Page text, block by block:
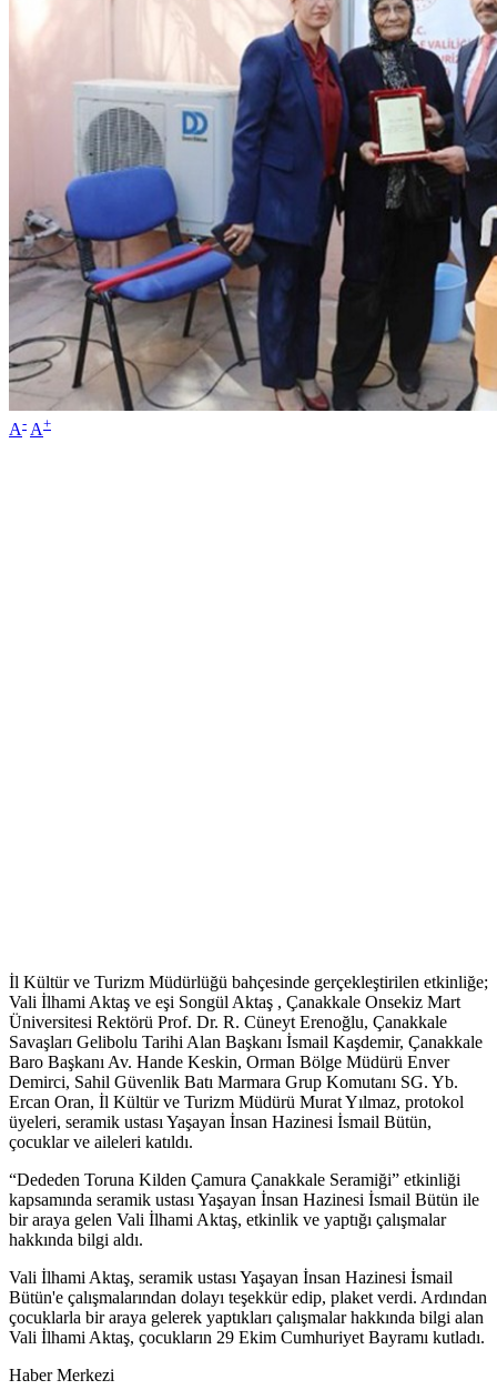
A- A+
İl Kültür ve Turizm Müdürlüğü bahçesinde gerçekleştirilen etkinliğe;
Vali İlhami Aktaş ve eşi Songül Aktaş , Çanakkale Onsekiz Mart
Üniversitesi Rektörü Prof. Dr. R. Cüneyt Erenoğlu, Çanakkale
Savaşları Gelibolu Tarihi Alan Başkanı İsmail Kaşdemir, Çanakkale
Baro Başkanı Av. Hande Keskin, Orman Bölge Müdürü Enver
Demirci, Sahil Güvenlik Batı Marmara Grup Komutanı SG. Yb.
Ercan Oran, İl Kültür ve Turizm Müdürü Murat Yılmaz, protokol
üyeleri, seramik ustası Yaşayan İnsan Hazinesi İsmail Bütün,
çocuklar ve aileleri katıldı.
“Dededen Toruna Kilden Çamura Çanakkale Seramiği” etkinliği
kapsamında seramik ustası Yaşayan İnsan Hazinesi İsmail Bütün ile
bir araya gelen Vali İlhami Aktaş, etkinlik ve yaptığı çalışmalar
hakkında bilgi aldı.
Vali İlhami Aktaş, seramik ustası Yaşayan İnsan Hazinesi İsmail
Bütün'e çalışmalarından dolayı teşekkür edip, plaket verdi. Ardından
çocuklarla bir araya gelerek yaptıkları çalışmalar hakkında bilgi alan
Vali İlhami Aktaş, çocukların 29 Ekim Cumhuriyet Bayramı kutladı.
Haber Merkezi